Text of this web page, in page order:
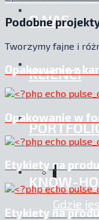
O NAS
KLIENCI
Gdzie
KNOW-
Podobne
Tworzymy fajne i
Opakowanie z
Opakowanie w
Etykiety na
Etykiety na